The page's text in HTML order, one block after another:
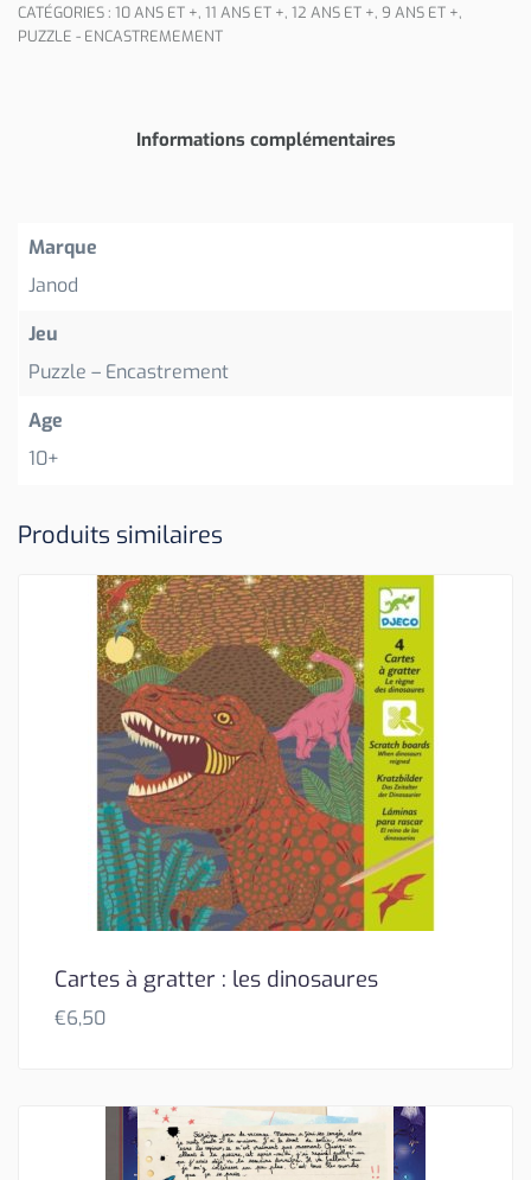
CATÉGORIES : 10 ANS ET +, 11 ANS ET +, 12 ANS ET +, 9 ANS ET +,
PUZZLE - ENCASTREMEMENT
Informations complémentaires
Marque
Janod
Jeu
Puzzle – Encastrement
Age
10+
Produits similaires
Cartes à gratter : les dinosaures
€6,50